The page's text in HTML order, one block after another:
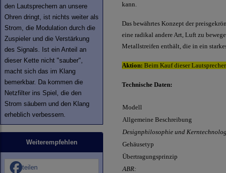
den Lautsprechern an unsere
Ohren dringt, ist nichts weiter als
Strom, die Modulation durch die
Zuspieler und die Verstärkung
des Signals. Ist ein Anteil an
dieser Kette nicht "sauber",
macht sich das im Klang
bemerkbar. Da kommen die
Netzfilter ins Spiel, die den
Strom säubern und den Klang
erheblich verbessern.
Weiterempfehlen
teilen
kann.
Das bewährtes Konzept der
eine radikal andere Art, Luft zu
Metallstreifen enthält, die in ein
Aktion: Beim Kauf dieser
Technische Daten:
Modell
Allgemeine Beschreibung
Designphilosophie und
Gehäusetyp
Übertragungsprinzip
ABR: